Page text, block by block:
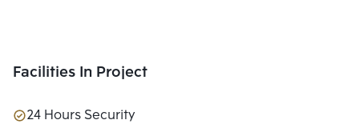
Facilities In Project
24 Hours Security